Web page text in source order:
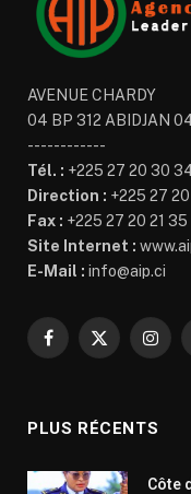
AVENUE CHARDY
04 BP 312 ABIDJAN
------------
Tél. : +225 27 20 30
Direction : +225 27
Fax : +225 27 20 21
Site Internet :
E-Mail : info@aip.ci
Facebook
X
PLUS RÉCENTS
Côte